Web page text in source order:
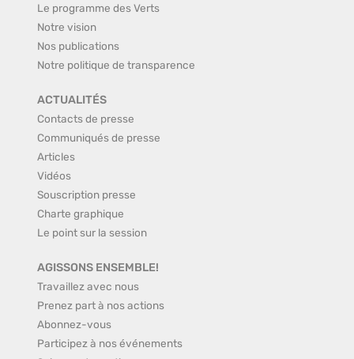
Le programme des Verts
Notre vision
Nos publications
Notre politique de transparence
ACTUALITÉS
Contacts de presse
Communiqués de presse
Articles
Vidéos
Souscription presse
Charte graphique
Le point sur la session
AGISSONS ENSEMBLE!
Travaillez avec nous
Prenez part à nos actions
Abonnez-vous
Participez à nos événements